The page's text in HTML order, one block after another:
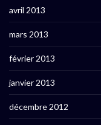
avril 2013
mars 2013
février 2013
janvier 2013
décembre 2012